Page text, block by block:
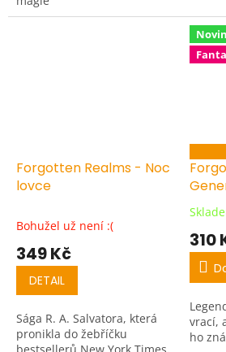
Forgotten Realms - Noc
lovce
Bohužel už není :(
349 Kč
DETAIL
Sága R. A. Salvatora, která
pronikla do žebříčku
5,0
5
310
vrací,
ho